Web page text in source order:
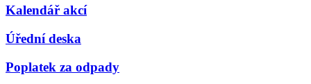
Kalendář akcí
Úřední deska
Poplatek za odpady